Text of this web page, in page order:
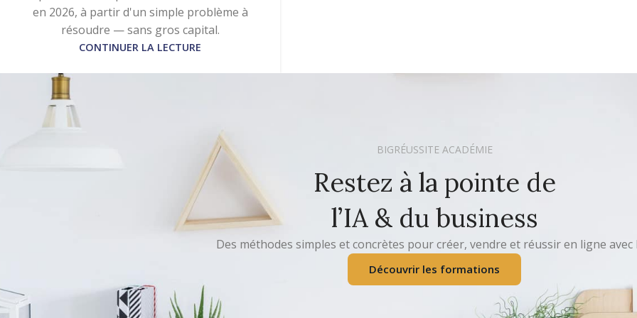
en 2026, à partir d'un simple problème à
résoudre — sans gros capital.
CONTINUER LA LECTURE
BIGRÉUSSITE ACADÉMIE
Restez à la pointe de
l’IA & du business
Des méthodes simples et concrètes pour créer, vendre et réussir en ligne avec
Découvrir les formations